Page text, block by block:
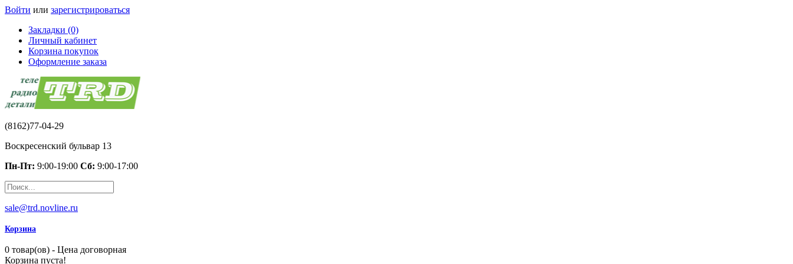
Войти или зарегистрироваться
Закладки (0)
Личный кабинет
Корзина покупок
Оформление заказа
(8162)77-04-29
Воскресенский бульвар 13
Пн-Пт: 9:00-19:00 Сб: 9:00-17:00
sale@trd.novline.ru
Корзина
0 товар(ов) - Цена договорная
Корзина пуста!